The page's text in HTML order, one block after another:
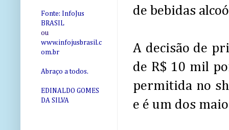
de bebidas
A decisão de
de R$ 10 mil
permitida no
e é um dos
Fonte: InfoJus
BRASIL
ou
www.infojusbrasil.c
om.br
Abraço a todos.
EDINALDO GOMES
DA SILVA